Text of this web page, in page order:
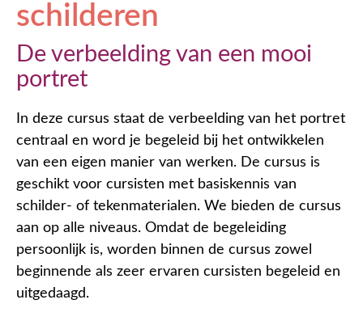
schilderen
De verbeelding van een mooi
portret
In deze cursus staat de verbeelding van het portret
centraal en word je begeleid bij het ontwikkelen
van een eigen manier van werken. De cursus is
geschikt voor cursisten met basiskennis van
schilder- of tekenmaterialen. We bieden de cursus
aan op alle niveaus. Omdat de begeleiding
persoonlijk is, worden binnen de cursus zowel
beginnende als zeer ervaren cursisten begeleid en
uitgedaagd.